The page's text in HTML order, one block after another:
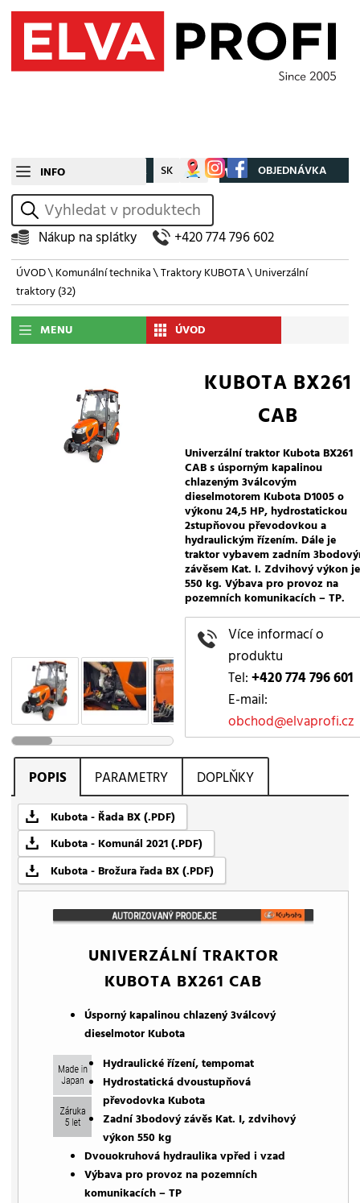
INFO CZ SK Můj účet OBJEDNÁVKA
vyhledat
Nákup na splátky +420 774 796 602
ÚVOD\Komunální technika\Traktory KUBOTA\Univerzální
traktory(32)
MENU ÚVOD
KUBOTA BX261
CAB
Univerzální traktor Kubota BX261
CAB s úsporným kapalinou
chlazeným 3válcovým
dieselmotorem Kubota D1005 o
výkonu 24,5 HP, hydrostatickou
2stupňovou převodovkou a
hydraulickým řízením. Dále je
traktor vybavem zadním
závěsem Kat. I. Zdvihový výkon je
550 kg. Výbava pro provoz na
pozemních komunikacích – TP.
Více informací o
produktu
Tel:+420 774 796 601
E-mail:
obchod@elvaprofi.cz
POPIS PARAMETRY DOPLŇKY
Kubota - Řada BX (.PDF)
Kubota - Komunál 2021 (.PDF)
Kubota - Brožura řada BX (.PDF)
UNIVERZÁLNÍ TRAKTOR
KUBOTA BX261 CAB
Úsporný kapalinou chlazený 3válcový
dieselmotor Kubota
Hydraulické řízení, tempomat
Hydrostatická dvoustupňová
převodovka Kubota
Zadní 3bodový závěs Kat. I, zdvihový
výkon 550 kg
Dvouokruhová hydraulika vpřed i vzad
Výbava pro provoz na pozemních
komunikacích – TP